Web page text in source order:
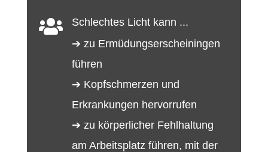

Schlechtes Licht kann ...
➔ zu Ermüdungserscheiningen
führen
➔ Kopfschmerzen und
Erkrankungen hervorrufen
➔ zu körperlicher Fehlhaltung
am Arbeitsplatz führen, mit der